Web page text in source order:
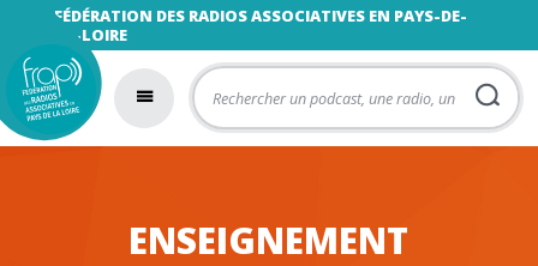
FÉDÉRATION DES RADIOS ASSOCIATIVES EN PAYS-DE-
LA-LOIRE
ENSEIGNEMENT